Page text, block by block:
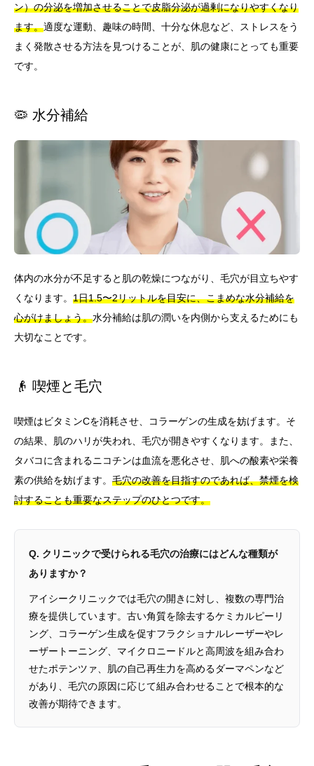
ン）の分泌を増加させることで皮脂分泌が過剰になりやすくなり
ます。適度な運動、趣味の時間、十分な休息など、ストレスをう
まく発散させる方法を見つけることが、肌の健康にとっても重要
です。
🦠 水分補給
体内の水分が不足すると肌の乾燥につながり、毛穴が目立ちやす
くなります。 1日1.5〜2リットルを目安に、こまめな水分補給を
心がけましょう。水分補給は肌の潤いを内側から支えるためにも
大切なことです。
👴 喫煙と毛穴
喫煙はビタミンCを消耗させ、コラーゲンの生成を妨げます。そ
の結果、肌のハリが失われ、毛穴が開きやすくなります。また、
タバコに含まれるニコチンは血流を悪化させ、肌への酸素や栄養
素の供給を妨げます。 毛穴の改善を目指すのであれば、禁煙を検
討することも重要なステップのひとつです。
Q. クリニックで受けられる毛穴の治療にはどんな種類が
ありますか？
アイシークリニックでは毛穴の開きに対し、複数の専門治
療を提供しています。古い角質を除去するケミカルピーリ
ング、コラーゲン生成を促すフラクショナルレーザーやレ
ーザートーニング、マイクロニードルと高周波を組み合わ
せたポテンツァ、肌の自己再生力を高めるダーマペンなど
があり、毛穴の原因に応じて組み合わせることで根本的な
改善が期待できます。